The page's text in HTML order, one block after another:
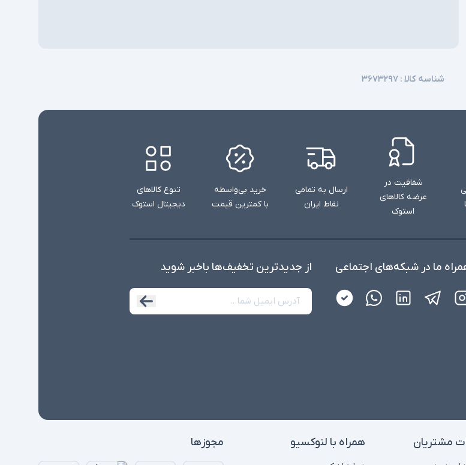
شناسه کالا : ۳۶۷۳۲۹۷
شفافیت در
عرضه کالاهای
استوک
ارسال به تمامی
نقاط ایران
خرید بی‌واسطه
با کمترین قیمت
تنوع کالاهای
دیجیتال استوک
ما در شبکه‌های اجتماعی از جدید‌ترین تخفیف‌ها با‌خبر شوید
مشتریان همراه با لنوکسیو مجوزها